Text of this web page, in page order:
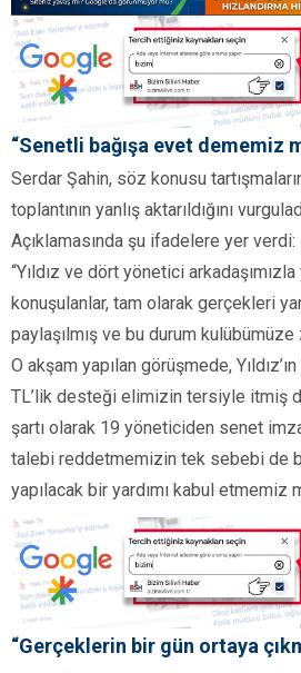
“Senetli bağışa evet dememiz
Serdar Şahin, söz konusu
toplantının yanlış aktarıldığını
Açıklamasında şu ifadelere yer verdi:
“Yıldız ve dört yönetici arkadaşımızla
konuşulanlar, tam olarak gerçekleri
paylaşılmış ve bu durum
O akşam yapılan görüşmede,
TL’lik desteği elimizin tersiyle itmiş
şartı olarak 19 yöneticiden senet
talebi reddetmemizin tek sebebi de
yapılacak bir yardımı kabul etmemiz
“Gerçeklerin bir gün ortaya